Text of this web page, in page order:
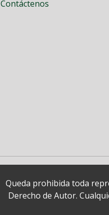
Contáctenos
Queda prohibida toda
Derecho de Autor.